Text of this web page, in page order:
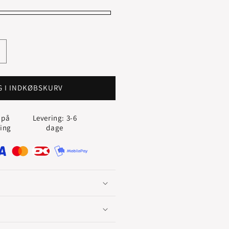
I INDKØBSKURV
Levering: 3-6
dage